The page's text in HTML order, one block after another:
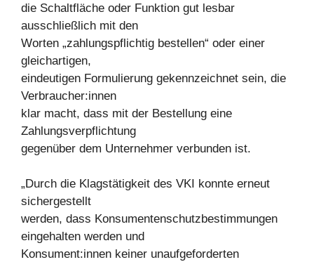
die Schaltfläche oder Funktion gut lesbar
ausschließlich mit den
Worten „zahlungspflichtig bestellen“ oder einer
gleichartigen,
eindeutigen Formulierung gekennzeichnet sein, die
Verbraucher:innen
klar macht, dass mit der Bestellung eine
Zahlungsverpflichtung
gegenüber dem Unternehmer verbunden ist.
„Durch die Klagstätigkeit des VKI konnte erneut
sichergestellt
werden, dass Konsumentenschutzbestimmungen
eingehalten werden und
Konsument:innen keiner unaufgeforderten